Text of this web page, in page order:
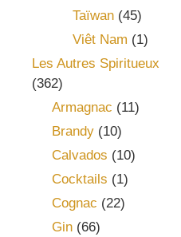
Taïwan(45)
Viêt Nam (1)
Les Autres Spiritueux
(362)
Armagnac (11)
Brandy (10)
Calvados (10)
Cocktails (1)
Cognac (22)
Gin (66)